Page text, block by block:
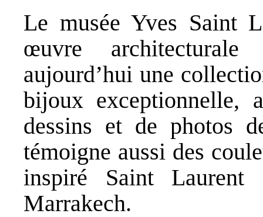
Le musée Yves Saint
œuvre
aujourd’hui une
bijoux exceptionnelle,
dessins et de photos
témoigne aussi des
inspiré Saint
Marrakech.